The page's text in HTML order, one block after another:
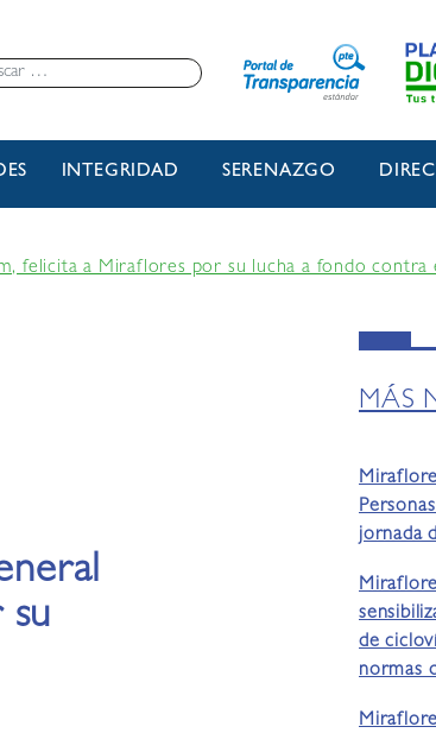
INTEGRIDAD SERENAZGO
felicita a Miraflores por su lucha a fondo
su
MÁS
jornada
de
normas